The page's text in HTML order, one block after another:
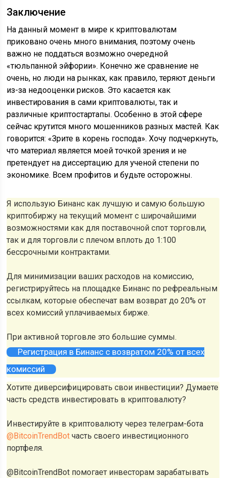
Заключение
На данный момент в мире к криптовалютам
приковано очень много внимания, поэтому очень
важно не поддаться возможно очередной
«тюльпанной эйфории». Конечно же сравнение не
очень, но люди на рынках, как правило, теряют деньги
из-за недооценки рисков. Это касается как
инвестирования в сами криптовалюты, так и
различные криптостартапы. Особенно в этой сфере
сейчас крутится много мошенников разных мастей. Как
говорится: «Зрите в корень господа». Хочу подчеркнуть,
что материал является моей точкой зрения и не
претендует на диссертацию для ученой степени по
экономике. Всем профитов и будьте осторожны.
Я использую Бинанс как лучшую и самую большую
криптобиржу на текущий момент с широчайшими
возможностями как для поставочной спот торговли,
так и для торговли с плечом вплоть до 1:100
бессрочными контрактами.
Для минимизации ваших расходов на комиссию,
регистрируйтесь на площадке Бинанс по рефреальным
ссылкам, которые обеспечат вам возврат до 20% от
всех комиссий уплачиваемых бирже.
При активной торговле это большие суммы.
Регистрация в Бинанс с возвратом 20% от всех
комиссий
Хотите диверсифицировать свои инвестиции? Думаете
часть средств инвестировать в криптовалюту?
Инвестируйте в криптовалюту через телеграм-бота
@BitcoinTrendBot часть своего инвестиционного
портфеля.
@BitcoinTrendBot помогает инвесторам зарабатывать